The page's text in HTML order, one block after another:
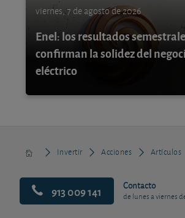
viernes, 7 de agosto de 2026
Enel: los resultados
confirman la solidez del
eléctrico
Invertir Acciones Artículos
913 009 141 Contacto
de lunes a viernes